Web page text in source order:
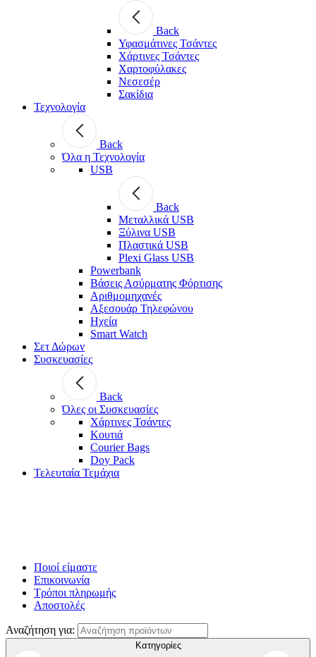
Back
Υφασμάτινες Τσάντες
Χάρτινες Τσάντες
Χαρτοφύλακες
Νεσεσέρ
Σακίδια
Τεχνολογία
Back
Όλα η Τεχνολογία
USB
Back
Μεταλλικά USB
Ξύλινα USB
Πλαστικά USB
Plexi Glass USB
Powerbank
Βάσεις Ασύρματης Φόρτισης
Αριθμομηχανές
Αξεσουάρ Τηλεφώνου
Ηχεία
Smart Watch
Σετ Δώρων
Συσκευασίες
Back
Όλες οι Συσκευασίες
Χάρτινες Τσάντες
Κουτιά
Courier Bags
Doy Pack
Τελευταία Τεμάχια
Ποιοί είμαστε
Επικοινωνία
Τρόποι πληρωμής
Αποστολές
Αναζήτηση για:
Κατηγορίες